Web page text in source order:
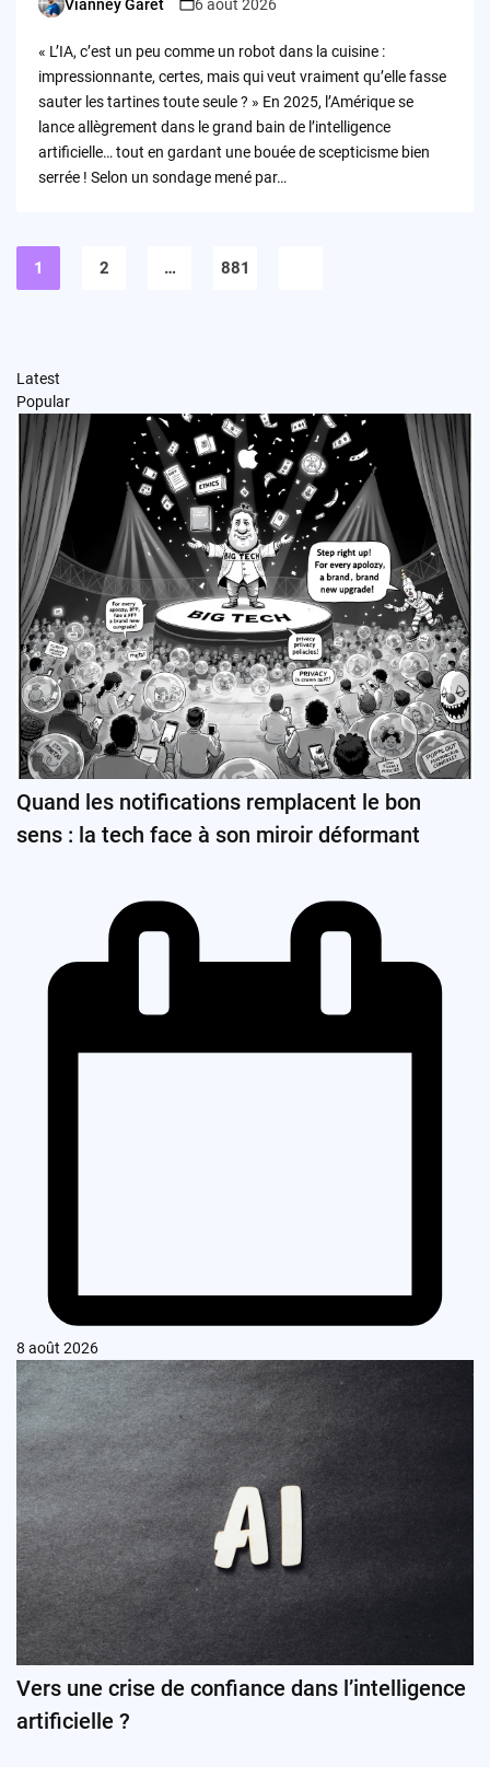
Posted
Vianney Garet 6 août 2026
« L’IA, c’est un peu comme un robot dans la cuisine :
impressionnante, certes, mais qui veut vraiment qu’elle fasse
sauter les tartines toute seule ? » En 2025, l’Amérique se
lance allègrement dans le grand bain de l’intelligence
artificielle… tout en gardant une bouée de scepticisme bien
serrée ! Selon un sondage mené par…
des
1 2 … 881
Latest
Popular
Quand les notifications remplacent le bon
sens : la tech face à son miroir déformant
8 août 2026
Vers une crise de confiance dans l’intelligence
artificielle ?